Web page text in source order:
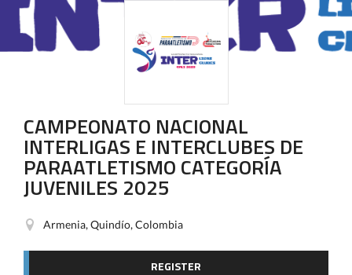
CAMPEONATO NACIONAL
INTERLIGAS E INTERCLUBES DE
PARAATLETISMO CATEGORÍA
JUVENILES 2025
Armenia, Quindío, Colombia
REGISTER